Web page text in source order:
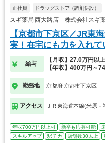
正社員 ドラッグストア（調剤併設）
スギ薬局 西大路店 株式会社スギ
【京都市下京区／JR東
実！在宅にも力を入れ
す！
給与
【月収】27.0万円以上
【年収】400万円～
勤務地 京都府 京都市下京区
アクセス ＪＲ東海道本線(米原－
年収700万円以上可 新卒も応募可能
スキルアップ
駅チカ 店舗数30以上